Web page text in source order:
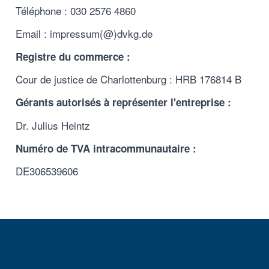
Téléphone : 030 2576 4860
Email : impressum(@)dvkg.de
Registre du commerce :
Cour de justice de Charlottenburg : HRB 176814 B
Gérants autorisés à représenter l'entreprise :
Dr. Julius Heintz
Numéro de TVA intracommunautaire :
DE306539606